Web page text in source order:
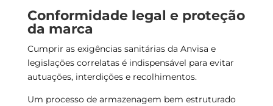
Conformidade legal e proteção
da marca
Cumprir as exigências sanitárias da Anvisa e
legislações correlatas é indispensável para evitar
autuações, interdições e recolhimentos.
Um processo de armazenagem bem estruturado